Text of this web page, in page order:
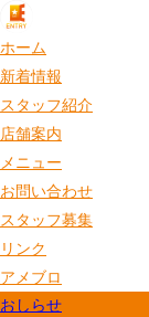
ホーム
新着情報
スタッフ紹介
店舗案内
メニュー
お問い合わせ
スタッフ募集
リンク
アメブロ
おしらせ